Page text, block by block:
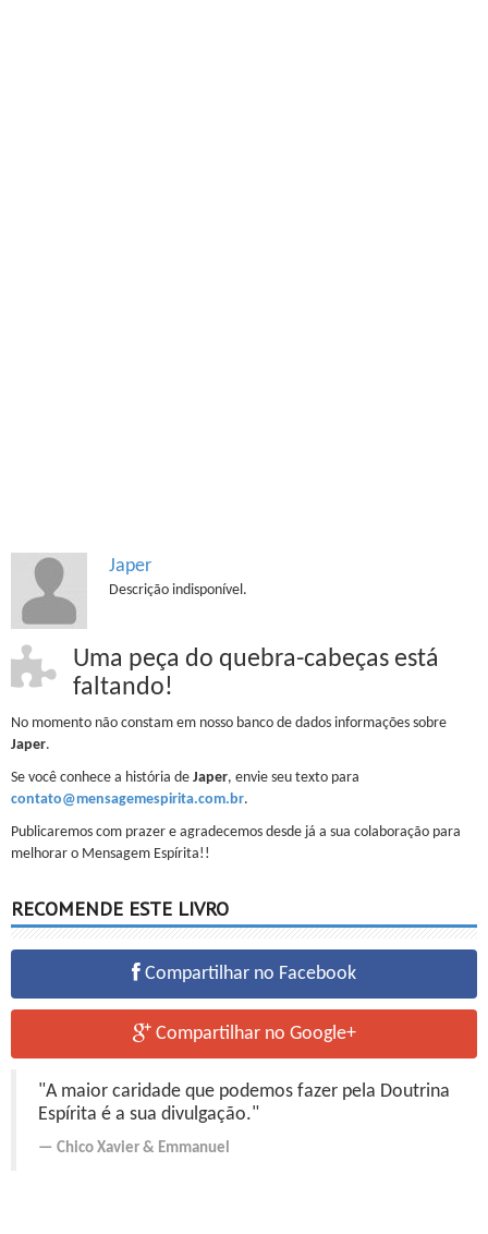
Japer
Descrição indisponível.
Uma peça do quebra-cabeças está
faltando!
No momento não constam em nosso banco de dados informações sobre
Japer.
Se você conhece a história de Japer, envie seu texto para
contato@mensagemespirita.com.br.
Publicaremos com prazer e agradecemos desde já a sua colaboração para
melhorar o Mensagem Espírita!!
RECOMENDE ESTE LIVRO
Compartilhar no Facebook
Compartilhar no Google+
"A maior caridade que podemos fazer pela Doutrina
Espírita é a sua divulgação."
Chico Xavier & Emmanuel